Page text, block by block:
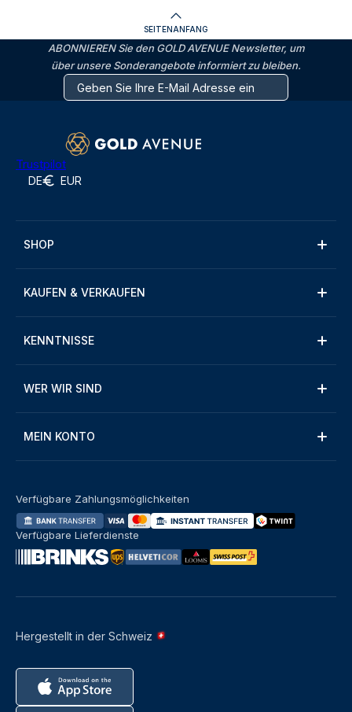
SEITENANFANG
ABONNIEREN Sie den GOLD AVENUE Newsletter, um
über unsere Sonderangebote informiert zu bleiben.
Trustpilot
DE EUR
SHOP
KAUFEN & VERKAUFEN
KENNTNISSE
WER WIR SIND
MEIN KONTO
Hergestellt in der Schweiz
Verfügbare Zahlungsmöglichkeiten
Verfügbare Lieferdienste